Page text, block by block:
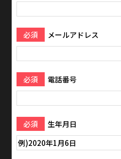
必須 メールアドレス
必須 電話番号
必須 生年月日